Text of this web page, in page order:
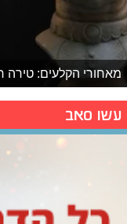
מאחורי הקלעים: טירה
עשו סאב